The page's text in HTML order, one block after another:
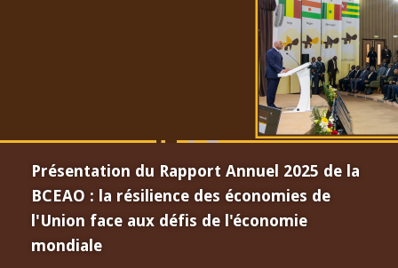
Présentation du Rapport Annuel 2025 de la
BCEAO : la résilience des économies de
l'Union face aux défis de l'économie
mondiale